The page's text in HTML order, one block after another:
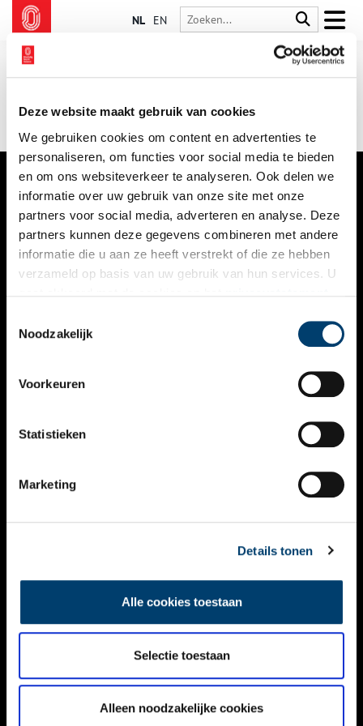
Deze website maakt gebruik van cookies
We gebruiken cookies om content en advertenties te
personaliseren, om functies voor social media te bieden
en om ons websiteverkeer te analyseren. Ook delen we
informatie over uw gebruik van onze site met onze
partners voor social media, adverteren en analyse. Deze
partners kunnen deze gegevens combineren met andere
informatie die u aan ze heeft verstrekt of die ze hebben
verzameld op basis van uw gebruik van hun services. U
Noodzakelijk
Voorkeuren
Statistieken
Marketing
Details tonen
Alle cookies toestaan
Selectie toestaan
Alleen noodzakelijke cookies
NL EN
VERHALEN
NIEUWS
KALENDER
ACTIVITEITEN
NIEUWSBRIEF
DISCLAIMER
TOEGANKELIJKHEID
Volg ONH op social media